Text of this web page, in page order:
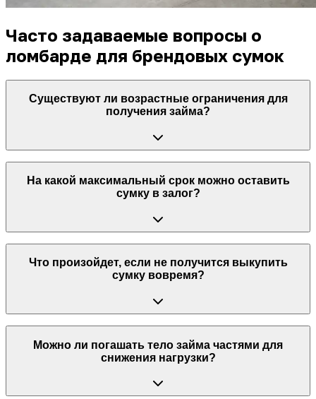
Часто задаваемые вопросы о
ломбарде для брендовых сумок
Существуют ли возрастные ограничения для
получения займа?
Услуги доступны строго лицам, достигшим 18 лет.
Возьмите с собой действующий документ для
подтверждения возраста.
На какой максимальный срок можно оставить
сумку в залог?
Заключите договор на срок от 30 дней с правом
неограниченного продления. Оплачиваете проценты
за фактическое время пользования займом и
Что произойдет, если не получится выкупить
сумку вовремя?
после окончания срока договора. Ваша сумка
останется в сейфе, пока менеджер не свяжется с
Можно ли погашать тело займа частями для
снижения нагрузки?